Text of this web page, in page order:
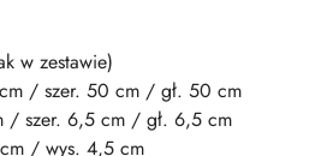
w zestawie)
/ szer. 50 cm / gł. 50 cm
/ szer. 6,5 cm / gł. 6,5 cm
/ wys. 4,5 cm